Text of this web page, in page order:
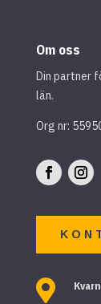
Om oss
Din partner
län.
Org nr:
